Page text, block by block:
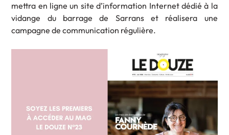
mettra en ligne un site d’information Internet dédié à la
vidange du barrage de Sarrans et réalisera une
campagne de communication régulière.